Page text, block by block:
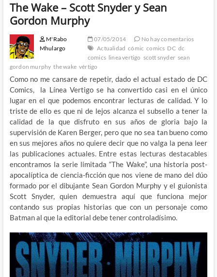
The Wake – Scott Snyder y Sean
Gordon Murphy
M'Rabo
Mhulargo
07/05/2014
No hay comentarios
Actualidad cómic comics DC dc
comics linea vertigo scott snyder sean
gordon murphy the wake vértigo
Como no me cansare de repetir, dado el actual estado de DC
Comics, la Línea Vertigo se ha convertido casi en el único
lugar en el que podemos encontrar lecturas de calidad. Y lo
triste de ello es que ni de lejos alcanza el subsello a tener la
calidad de la que disfruto en sus años de gloria bajo la
supervisión de Karen Berger, pero que no sea tan bueno como
en sus mejores años no quiere decir que no valga la pena leer
las publicaciones actuales. Entre estas lecturas destacables
encontramos la serie limitada “The Wake”, una historia post-
apocalíptica de ciencia-ficción que nos viene de mano del dúo
formado por el dibujante Sean Gordon Murphy y el guionista
Scott Snyder, quien demuestra aquí que funciona mejor
contando sus propias historias que con un personaje como
Batman al que la editorial debe tener controladísimo.